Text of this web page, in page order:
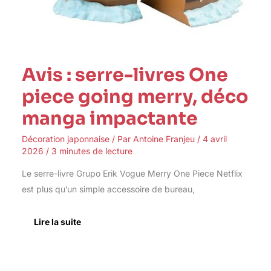
Avis : serre-livres One
piece going merry, déco
manga impactante
Décoration japonnaise/ Par Antoine Franjeu / 4 avril
2026 / 3 minutes de lecture
Le serre-livre Grupo Erik Vogue Merry One Piece Netflix
est plus qu’un simple accessoire de bureau,
Lire la suite